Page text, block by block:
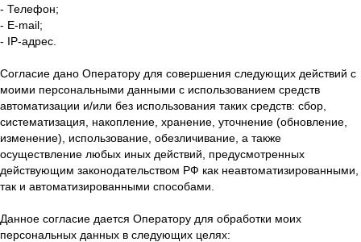
- Телефон;
- E-mail;
- IP-адрес.
Согласие дано Оператору для совершения следующих действий с
моими персональными данными с использованием средств
автоматизации и/или без использования таких средств: сбор,
систематизация, накопление, хранение, уточнение (обновление,
изменение), использование, обезличивание, а также
осуществление любых иных действий, предусмотренных
действующим законодательством РФ как неавтоматизированными,
так и автоматизированными способами.
Данное согласие дается Оператору для обработки моих
персональных данных в следующих целях: